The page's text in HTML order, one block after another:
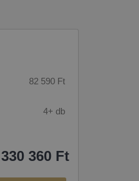
82 590 Ft
4+ db
330 360 Ft